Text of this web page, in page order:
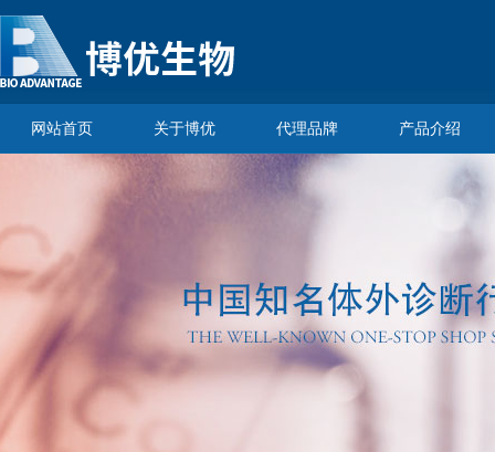
网站首页 关于博优 代理品牌 产品介绍